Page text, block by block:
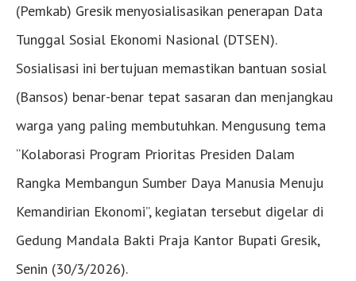
(Pemkab) Gresik menyosialisasikan penerapan Data
Tunggal Sosial Ekonomi Nasional (DTSEN).
Sosialisasi ini bertujuan memastikan bantuan sosial
(Bansos) benar-benar tepat sasaran dan menjangkau
warga yang paling membutuhkan. Mengusung tema
“Kolaborasi Program Prioritas Presiden Dalam
Rangka Membangun Sumber Daya Manusia Menuju
Kemandirian Ekonomi”, kegiatan tersebut digelar di
Gedung Mandala Bakti Praja Kantor Bupati Gresik,
Senin (30/3/2026).